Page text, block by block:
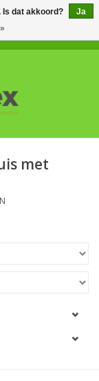
met
Is dat akkoord?
Ja